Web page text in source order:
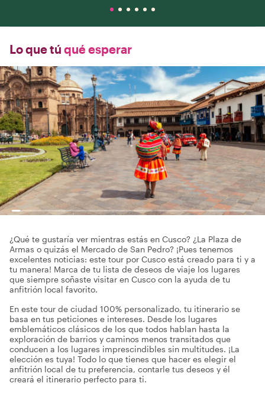
Lo que tú qué esperar
¿Qué te gustaría ver mientras estás en Cusco? ¿La Plaza de
Armas o quizás el Mercado de San Pedro? ¡Pues tenemos
excelentes noticias: este tour por Cusco está creado para ti y a
tu manera! Marca de tu lista de deseos de viaje los lugares
que siempre soñaste visitar en Cusco con la ayuda de tu
anfitrión local favorito.
En este tour de ciudad 100% personalizado, tu itinerario se
basa en tus peticiones e intereses. Desde los lugares
emblemáticos clásicos de los que todos hablan hasta la
exploración de barrios y caminos menos transitados que
conducen a los lugares imprescindibles sin multitudes. ¡La
elección es tuya! Todo lo que tienes que hacer es elegir el
anfitrión local de tu preferencia, contarle tus deseos y él
creará el itinerario perfecto para ti.